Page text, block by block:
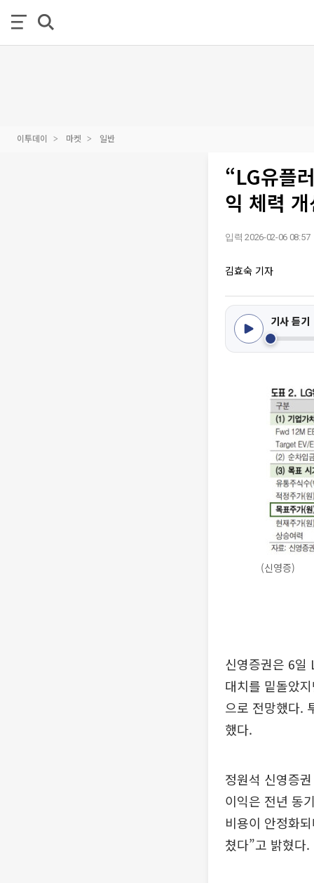
이투데이 마켓 일반
“LG유플
익 체력
입력 2026-02-06 08:57
김효숙 기자
기사 듣기
(신영증)
신영증권은 6일
대치를 밑돌았
으로 전망했다.
했다.
정원석 신영증
이익은 전년 동
비용이 안정화
쳤다”고 밝혔다.